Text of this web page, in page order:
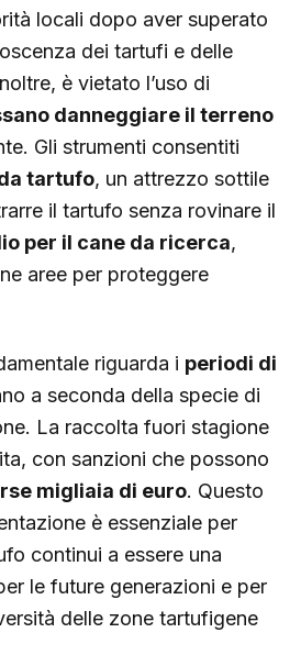
locali dopo aver superato
dei tartufi e delle
è vietato l’uso di
danneggiare il terreno
Gli strumenti consentiti
tartufo, un attrezzo sottile
il tartufo senza rovinare il
per il cane da ricerca,
aree per proteggere
riguarda i periodi di
a seconda della specie di
La raccolta fuori stagione
con sanzioni che possono
migliaia di euro. Questo
è essenziale per
continui a essere una
le future generazioni e per
delle zone tartufigene